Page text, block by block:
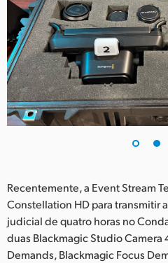
Recentemente, a Event Stream
Constellation HD para transmitir
judicial de quatro horas no
duas Blackmagic Studio Camera
Demands, Blackmagic Focus